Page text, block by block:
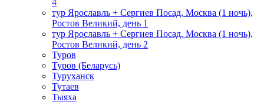
4
тур Ярославль + Сергиев Посад, Москва (1 ночь),
Ростов Великий, день 1
тур Ярославль + Сергиев Посад, Москва (1 ночь),
Ростов Великий, день 2
Туров
Туров (Беларусь)
Туруханск
Тутаев
Тыяха